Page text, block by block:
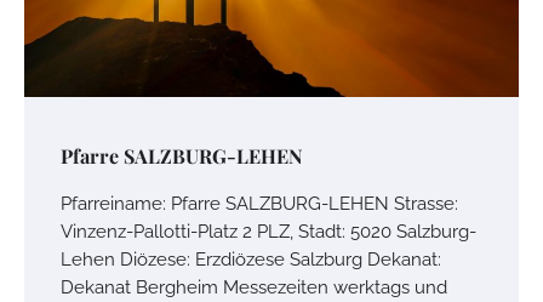
Pfarre SALZBURG-LEHEN
Pfarreiname: Pfarre SALZBURG-LEHEN Strasse:
Vinzenz-Pallotti-Platz 2 PLZ, Stadt: 5020 Salzburg-
Lehen Diözese: Erzdiözese Salzburg Dekanat:
Dekanat Bergheim Messezeiten werktags und